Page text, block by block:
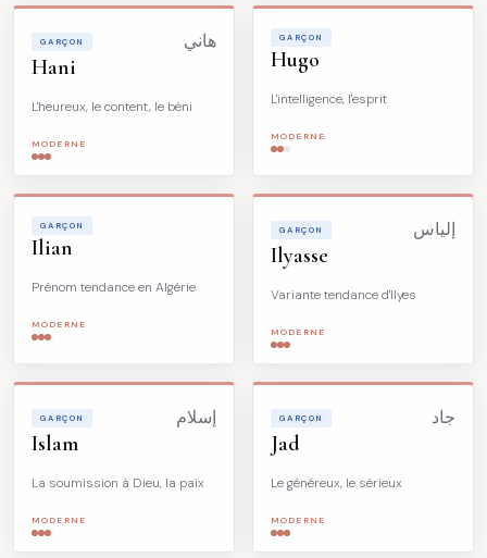
GARÇON هاني
Hani
L'heureux, le content, le béni
MODERNE
GARÇON
Hugo
L'intelligence, l'esprit
MODERNE
GARÇON
Ilian
Prénom tendance en Algérie
MODERNE
GARÇON إلياس
Ilyasse
Variante tendance d'Ilyes
MODERNE
GARÇON إسلام
Islam
La soumission à Dieu, la paix
MODERNE
GARÇON جاد
Jad
Le généreux, le sérieux
MODERNE